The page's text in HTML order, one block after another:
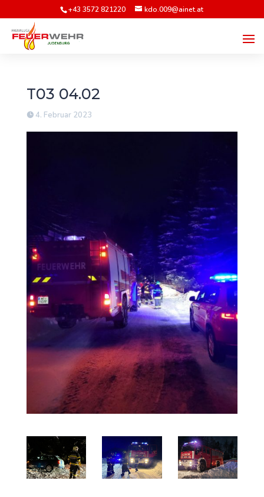
+43 3572 821220 kdo.009@ainet.at
T03 04.02
4. Februar 2023